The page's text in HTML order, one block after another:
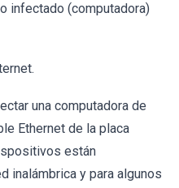
infectado (computadora)
una computadora de
Ethernet de la placa
están
inalámbrica y para algunos